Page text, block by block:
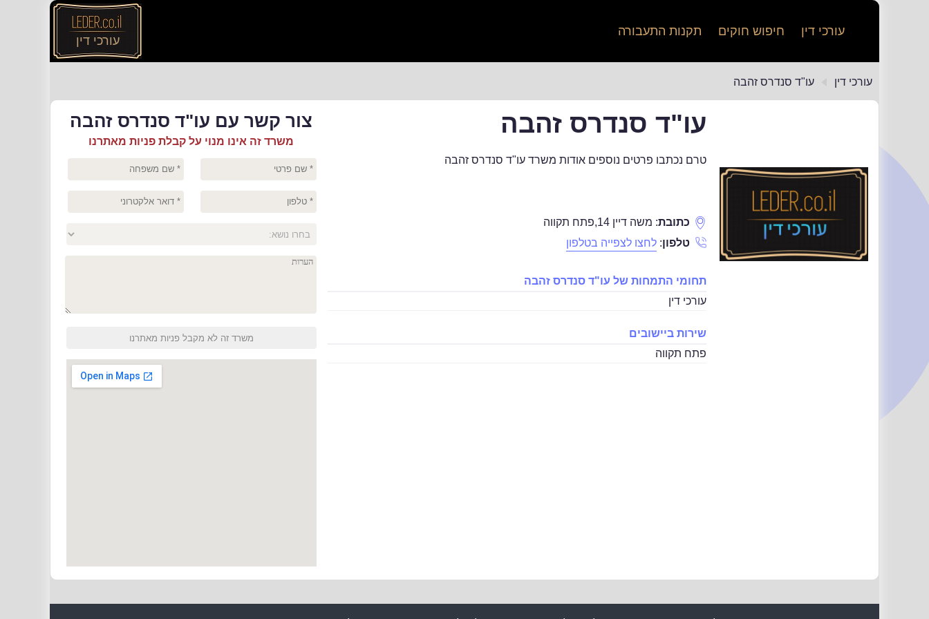
עורכי דין חיפוש חוקים תקנות התעבורה
עורכי דין
עורכי דין עו"ד סנדרס זהבה
עו"ד סנדרס זהבה
טרם נכתבו פרטים נוספים אודות משרד עו"ד סנדרס זהבה
כתובת: משה דיין 14 ,פתח תקווה
טלפון: לחצו לצפייה בטלפון
תחומי התמחות של עו"ד סנדרס זהבה
עורכי דין
שירות ביישובים
פתח תקווה
צור קשר עם עו"ד סנדרס זהבה
משרד זה אינו מנוי על קבלת פניות מאתרנו